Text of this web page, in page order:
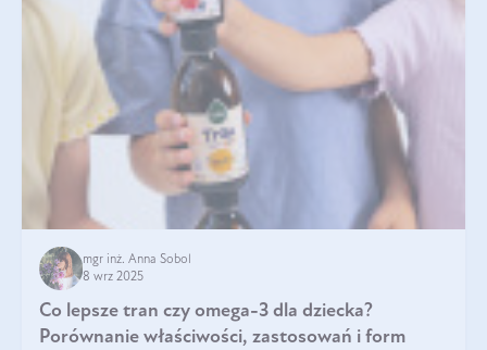
mgr inż. Anna Sobol
8 wrz 2025
Co lepsze tran czy omega-3 dla dziecka?
Porównanie właściwości, zastosowań i form